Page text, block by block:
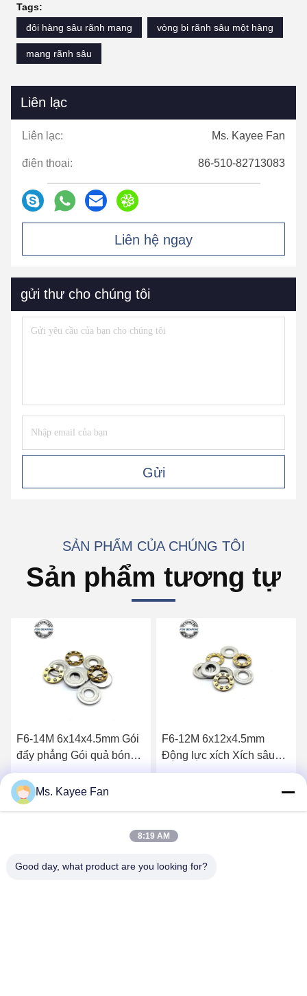
Tags:
đôi hàng sâu rãnh mang
vòng bi rãnh sâu một hàng
mang rãnh sâu
Liên lạc
Liên lạc: Ms. Kayee Fan
điện thoại: 86-510-82713083
Liên hệ ngay
gửi thư cho chúng tôi
Gửi
SẢN PHẨM CỦA CHÚNG TÔI
Sản phẩm tương tự
F6-14M 6x14x4.5mm Gói
đẩy phẳng Gói quả bóng
rãnh sâu Gói chính xác
cao Gói đẩy bóng phẳng
Gói trượt hàng đơn
Nhận giá tốt nhất
F6-12M 6x12x4.5mm
Động lực xích Xích sâu
Xích Xích trục
Ms. Kayee Fan
8:19 AM
Good day, what product are you looking for?